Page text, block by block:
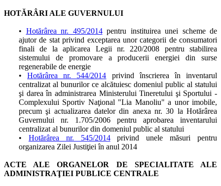
HOTĂRÂRI ALE GUVERNULUI
• Hotărârea nr. 495/2014pentru instituirea unei scheme de
ajutor de stat privind exceptarea unor categorii de consumatori
finali de la aplicarea Legii nr. 220/2008 pentru stabilirea
sistemului de promovare a producerii energiei din surse
regenerabile de energie
•Hotărârea nr. 544/2014 privind înscrierea în inventarul
centralizat al bunurilor ce alcătuiesc domeniul public al statului
şi darea în administrarea Ministerului Tineretului şi Sportului -
Complexului Sportiv Naţional "Lia Manoliu" a unor imobile,
precum şi actualizarea datelor din anexa nr. 30 la Hotărârea
Guvernului nr. 1.705/2006 pentru aprobarea inventarului
centralizat al bunurilor din domeniul public al statului
• Hotărârea nr. 545/2014privind unele măsuri pentru
organizarea Zilei Justiţiei în anul 2014
ACTE ALE ORGANELOR DE SPECIALITATE ALE
ADMINISTRAŢIEI PUBLICE CENTRALE